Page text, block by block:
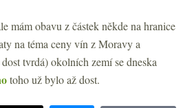
mám obavu z částek někde na hranice
na téma ceny vín z Moravy a
tvrdá) okolních zemí se dneska
toho už bylo až dost.